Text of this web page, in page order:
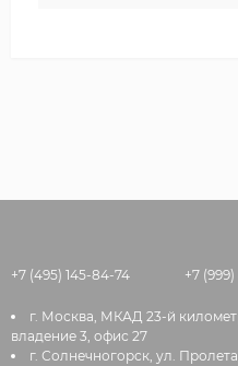
+7 (495) 145-84-74 +7
г. Москва, МКАД 23-й
владение 3, офис 27
г. Солнечногорск, ул.